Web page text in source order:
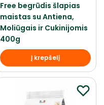
Free begrūdis šlapias
maistas su Antiena,
Moliūgais ir Cukinijomis
400g
Į krepšelį